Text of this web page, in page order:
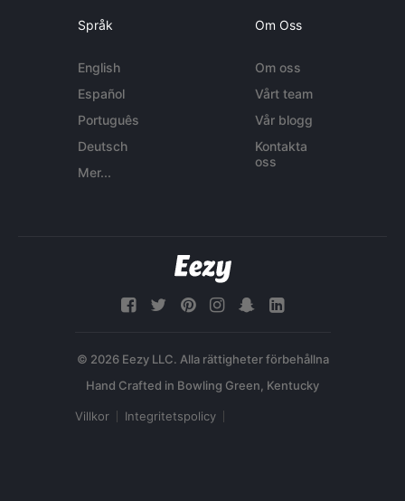
Språk
English
Español
Português
Deutsch
Mer...
Om Oss
Om oss
Vårt team
Vår blogg
Kontakta
oss
© 2026 Eezy LLC. Alla rättigheter förbehållna
Villkor Integritetspolicy